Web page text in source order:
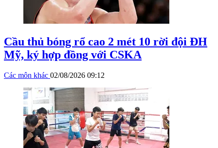
Cầu thủ bóng rổ cao 2 mét 10 rời đội ĐH
Mỹ, ký hợp đồng với CSKA
Các môn khác 02/08/2026 09:12